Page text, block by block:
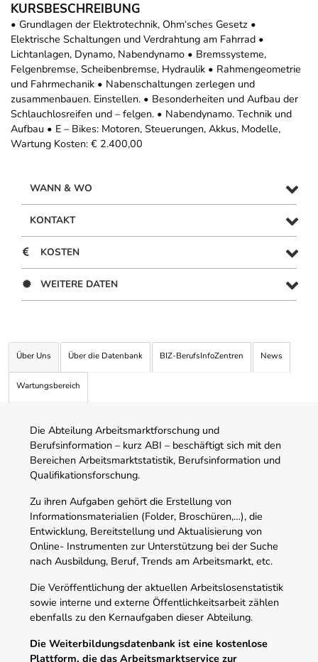
KURSBESCHREIBUNG
• Grundlagen der Elektrotechnik, Ohm‘sches Gesetz •
Elektrische Schaltungen und Verdrahtung am Fahrrad •
Lichtanlagen, Dynamo, Nabendynamo • Bremssysteme,
Felgenbremse, Scheibenbremse, Hydraulik • Rahmengeometrie
und Fahrmechanik • Nabenschaltungen zerlegen und
zusammenbauen. Einstellen. • Besonderheiten und Aufbau der
Schlauchlosreifen und – felgen. • Nabendynamo. Technik und
Aufbau • E – Bikes: Motoren, Steuerungen, Akkus, Modelle,
Wartung Kosten: € 2.400,00
WANN & WO
KONTAKT
KOSTEN
WEITERE DATEN
Über Uns Über die Datenbank BIZ-BerufsInfoZentren News
Wartungsbereich
Die Abteilung Arbeitsmarktforschung und
Berufsinformation – kurz ABI – beschäftigt sich mit den
Bereichen Arbeitsmarktstatistik, Berufsinformation und
Qualifikationsforschung.
Zu ihren Aufgaben gehört die Erstellung von
Informationsmaterialien (Folder, Broschüren,…), die
Entwicklung, Bereitstellung und Aktualisierung von
Online- Instrumenten zur Unterstützung bei der Suche
nach Ausbildung, Beruf, Trends am Arbeitsmarkt, etc.
Die Veröffentlichung der aktuellen Arbeitslosenstatistik
sowie interne und externe Öffentlichkeitsarbeit zählen
ebenfalls zu den Kernaufgaben dieser Abteilung.
Die Weiterbildungsdatenbank ist eine kostenlose
Plattform, die das Arbeitsmarktservice zur